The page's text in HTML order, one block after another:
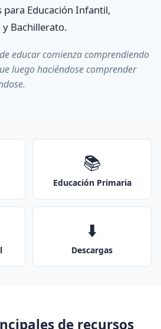
Educación Infantil,
Bachillerato.
educar comienza comprendiendo
luego haciéndose comprender
📚
Educación Primaria
⬇️
Descargas
de recursos